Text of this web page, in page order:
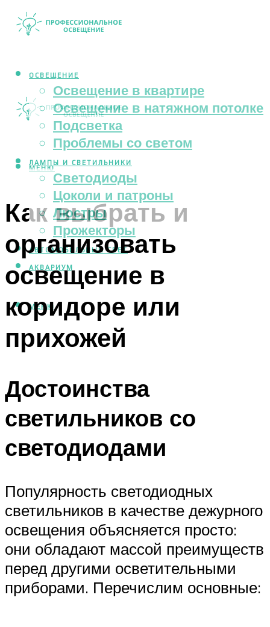
ОСВЕЩЕНИЕ
Освещение в квартире
Освещение в натяжном потолке
Подсветка
Проблемы со светом
ЛАМПЫ И СВЕТИЛЬНИКИ
Светодиоды
Цоколи и патроны
Люстры
Прожекторы
АВТОМОБИЛЬНЫЙ СВЕТ
АКВАРИУМ
МЕНЮ
МЕНЮ
Как выбрать и
организовать
освещение в
коридоре или
прихожей
Достоинства
светильников со
светодиодами
Популярность светодиодных
светильников в качестве дежурного
освещения объясняется просто:
они обладают массой преимуществ
перед другими осветительными
приборами. Перечислим основные: